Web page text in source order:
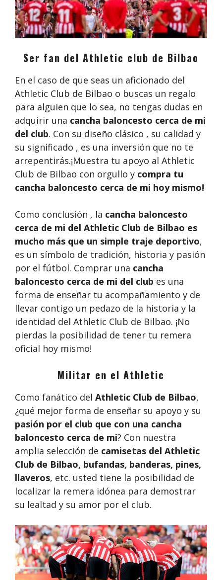
Ser fan del Athletic club de Bilbao
En el caso de que seas un aficionado del
Athletic Club de Bilbao o buscas un regalo
para alguien que lo sea, no tengas dudas en
adquirir una cancha baloncesto cerca de mi
del club. Con su diseño clásico , su calidad y
su significado , es una inversión que no te
arrepentirás.¡Muestra tu apoyo al Athletic
Club de Bilbao con orgullo y compra tu
cancha baloncesto cerca de mi hoy mismo!
Como conclusión , la cancha baloncesto
cerca de mi del Athletic Club de Bilbao es
mucho más que un simple traje deportivo,
es un símbolo de tradición, historia y pasión
por el fútbol. Comprar una cancha
baloncesto cerca de mi del club es una
forma de enseñar tu acompañamiento y de
llevar contigo un pedazo de la historia y la
identidad del Athletic Club de Bilbao. ¡No
pierdas la posibilidad de tener tu remera
oficial hoy mismo!
Militar en el Athletic
Como fanático del Athletic Club de Bilbao,
¿qué mejor forma de enseñar su apoyo y su
pasión por el club que con una cancha
baloncesto cerca de mi? Con nuestra
amplia selección de camisetas del Athletic
Club de Bilbao, bufandas, banderas, pines,
llaveros, etc. usted tiene la posibilidad de
localizar la remera idónea para demostrar
su lealtad y su amor por el club.